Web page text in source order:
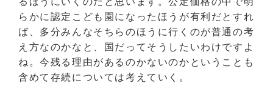
らかに認定こども園になったほうが有利だとすれ
ば、多分みんなそちらのほうに行くのが普通の考
え方なのかなと、国だってそうしたいわけですよ
ね。今残る理由があるのかないのかということも
含めて存続については考えていく。